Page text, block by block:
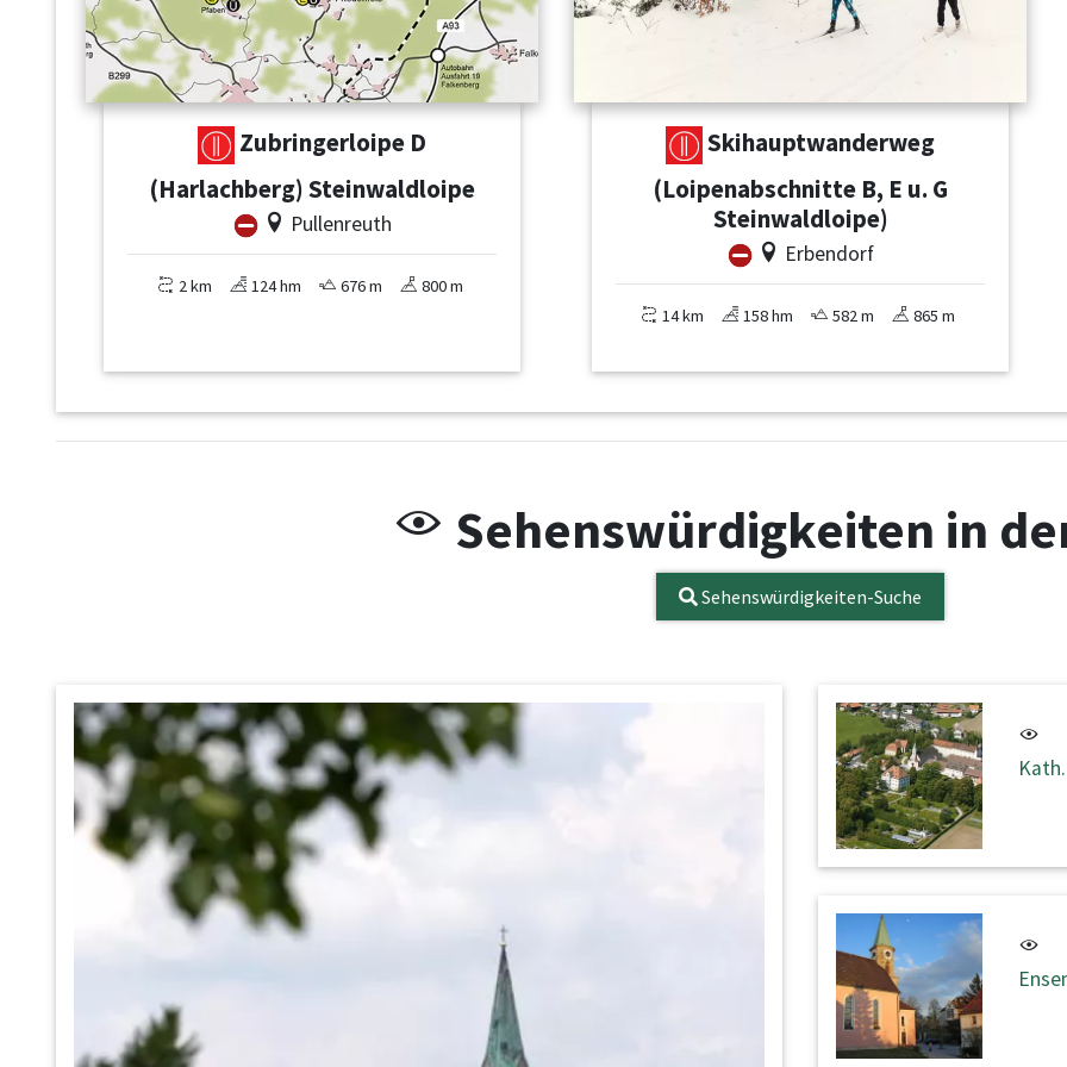
Zubringerloipe D
(Harlachberg) Steinwaldloipe
Pullenreuth
2 km 124 hm 676 m 800 m
Skihauptwanderweg
(Loipenabschnitte B, E u. G
Steinwaldloipe)
Erbendorf
14 km 158 hm 582 m 865 m
Sehenswürdigkeiten in
Sehenswürdigkeiten-Suche